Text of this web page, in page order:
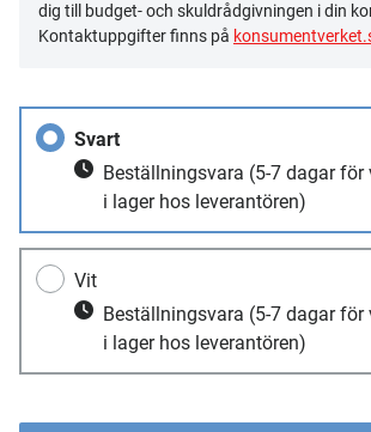
dig till budget- och skuldrådgivningen i din
Kontaktuppgifter finns på
Svart
Beställningsvara (5-7 dagar
i lager hos leverantören)
Vit
Beställningsvara (5-7 dagar
i lager hos leverantören)